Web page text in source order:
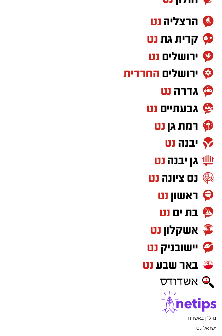
נדל"ן באשדוד
ישראל נט